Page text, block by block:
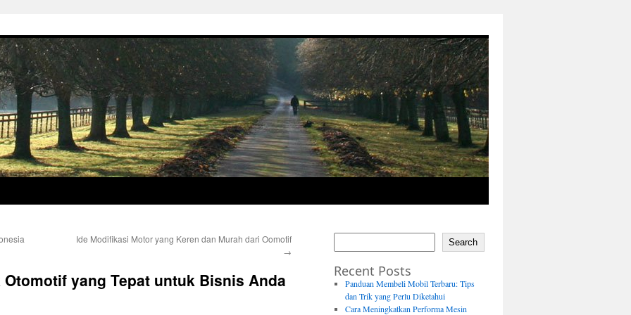
Ide Modifikasi Motor yang Keren dan Murah dari Oomotif
→
yang Tepat untuk Bisnis Anda
Search
Recent Posts
Panduan Membeli Mobil Terbaru: Tips
dan Trik yang Perlu Diketahui
Cara Meningkatkan Performa Mesin